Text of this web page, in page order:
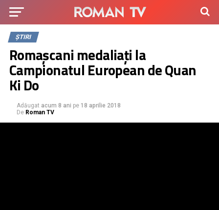
ȘTIRI
Romașcani medaliați la
Campionatul European de Quan
Ki Do
Adăugat acum 8 ani pe 18 aprilie 2018
De Roman TV